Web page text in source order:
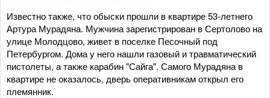
Известно также, что обыски прошли в квартире 53-летнего
Артура Мурадяна. Мужчина зарегистрирован в Сертолово на
улице Молодцово, живет в поселке Песочный под
Петербургом. Дома у него нашли газовый и травматический
пистолеты, а также карабин "Сайга". Самого Мурадяна в
квартире не оказалось, дверь оперативникам открыл его
племянник.